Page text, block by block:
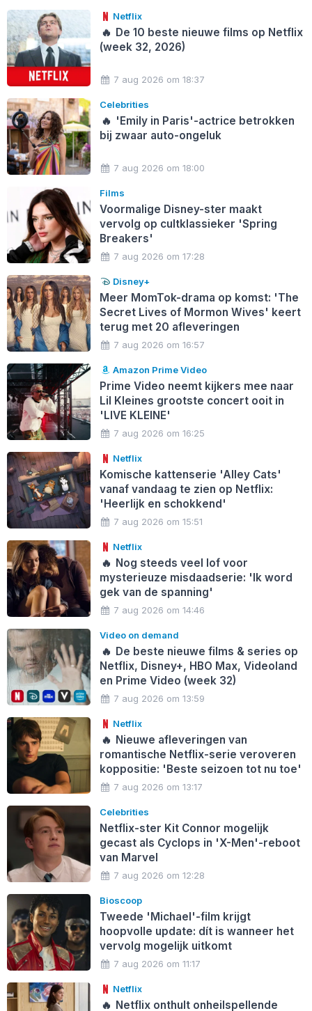
Netflix
🔥 De 10 beste nieuwe films op Netflix
(week 32, 2026)
7 aug 2026 om 18:37
Celebrities
🔥 'Emily in Paris'-actrice betrokken
bij zwaar auto-ongeluk
7 aug 2026 om 18:00
Films
Voormalige Disney-ster maakt
vervolg op cultklassieker 'Spring
Breakers'
7 aug 2026 om 17:28
Disney+
Meer MomTok-drama op komst: 'The
Secret Lives of Mormon Wives' keert
terug met 20 afleveringen
7 aug 2026 om 16:57
Amazon Prime Video
Prime Video neemt kijkers mee naar
Lil Kleines grootste concert ooit in
'LIVE KLEINE'
7 aug 2026 om 16:25
Netflix
Komische kattenserie 'Alley Cats'
vanaf vandaag te zien op Netflix:
'Heerlijk en schokkend'
7 aug 2026 om 15:51
Netflix
🔥 Nog steeds veel lof voor
mysterieuze misdaadserie: 'Ik word
gek van de spanning'
7 aug 2026 om 14:46
Video on demand
🔥 De beste nieuwe films & series op
Netflix, Disney+, HBO Max, Videoland
en Prime Video (week 32)
7 aug 2026 om 13:59
Netflix
🔥 Nieuwe afleveringen van
romantische Netflix-serie veroveren
koppositie: 'Beste seizoen tot nu toe'
7 aug 2026 om 13:17
Celebrities
Netflix-ster Kit Connor mogelijk
gecast als Cyclops in 'X-Men'-reboot
van Marvel
7 aug 2026 om 12:28
Bioscoop
Tweede 'Michael'-film krijgt
hoopvolle update: dít is wanneer het
vervolg mogelijk uitkomt
7 aug 2026 om 11:17
Netflix
🔥 Netflix onthult onheilspellende